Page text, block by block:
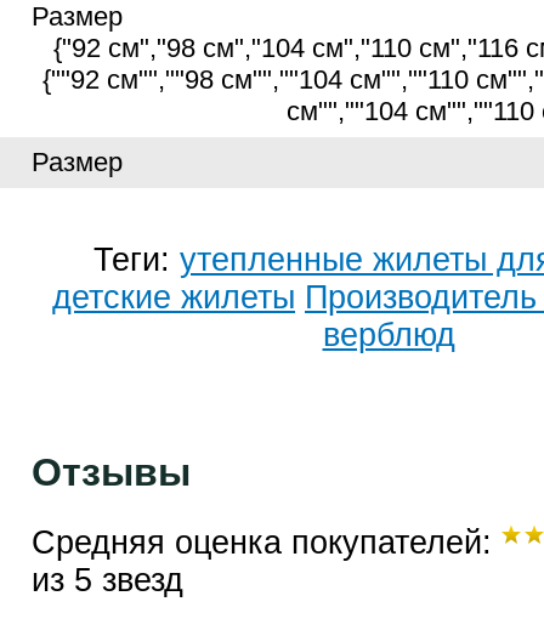
Размер
{"92 см","98 см","104 см","110 см","116
{""92 см"",""98 см"",""104 см"",""110
см"",""104
Размер
Теги: утепленные жилеты
детские жилеты
верблюд
Отзывы
Средняя оценка покупателей:
из 5 звезд